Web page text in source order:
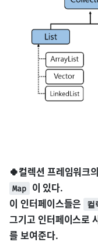
🍀컬렉션 프레임워크
Map
이 있다.
이 인터페이스들은
컬
그기고 인터페이스로
를 보여준다.